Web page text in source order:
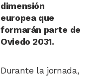
dimensión
europea que
formarán parte de
Oviedo 2031.
Durante la jornada,